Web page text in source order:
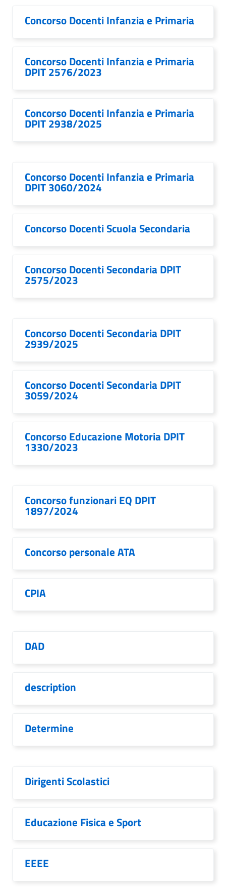
Concorso Docenti Infanzia e Primaria
Concorso Docenti Infanzia e Primaria
DPIT 2576/2023
Concorso Docenti Infanzia e Primaria
DPIT 2938/2025
Concorso Docenti Infanzia e Primaria
DPIT 3060/2024
Concorso Docenti Scuola Secondaria
Concorso Docenti Secondaria DPIT
2575/2023
Concorso Docenti Secondaria DPIT
2939/2025
Concorso Docenti Secondaria DPIT
3059/2024
Concorso Educazione Motoria DPIT
1330/2023
Concorso funzionari EQ DPIT
1897/2024
Concorso personale ATA
CPIA
DAD
description
Determine
Dirigenti Scolastici
Educazione Fisica e Sport
EEEE